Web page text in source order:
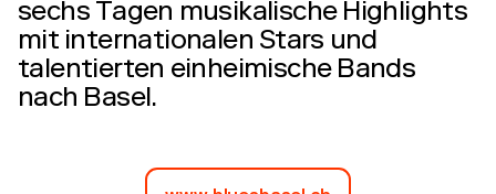
sechs Tagen musikalische Highlights
mit internationalen Stars und
talentierten einheimische Bands
nach Basel.